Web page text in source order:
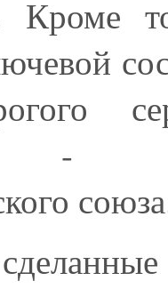
Кроме
-